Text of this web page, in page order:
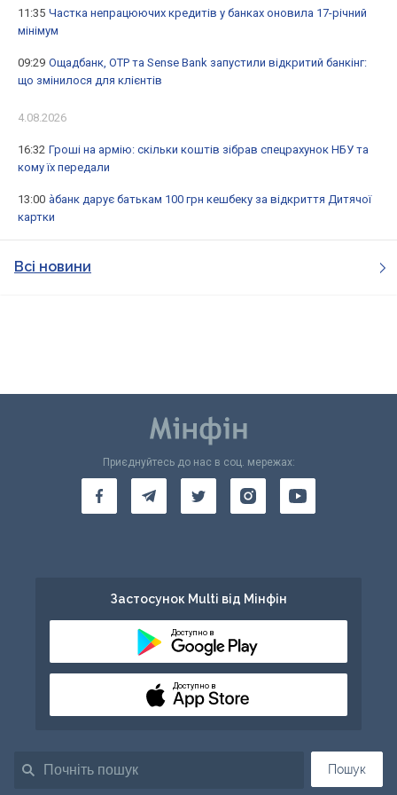
11:35 Частка непрацюючих кредитів у банках оновила 17-річний
мінімум
09:29 Ощадбанк, OTP та Sense Bank запустили відкритий банкінг:
що змінилося для клієнтів
4.08.2026
16:32 Гроші на армію: скільки коштів зібрав спецрахунок НБУ та
кому їх передали
13:00 àбанк дарує батькам 100 грн кешбеку за відкриття Дитячої
картки
Всі новини
Пошук
Приєднуйтесь до нас в соц. мережах:
Застосунок Multi від Мінфін
Доступно в
Доступно в